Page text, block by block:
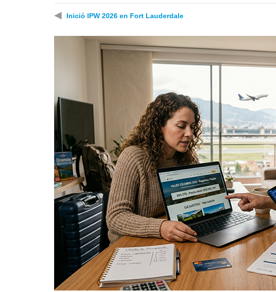
◀ Inició IPW 2026 en Fort Lauderdale